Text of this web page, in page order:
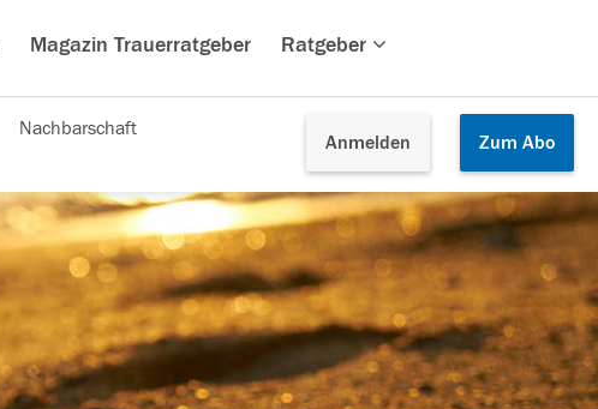
Magazin Trauerratgeber Ratgeber
Anmelden Zum Abo
Nachbarschaft